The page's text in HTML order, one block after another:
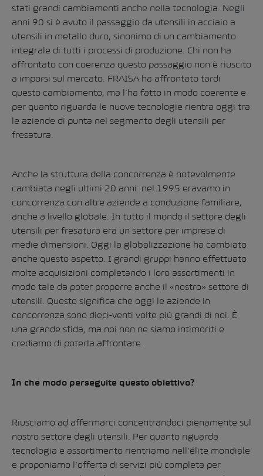
stati grandi cambiamenti anche nella tecnologia. Negli
anni 90 si è avuto il passaggio da utensili in acciaio a
utensili in metallo duro, sinonimo di un cambiamento
integrale di tutti i processi di produzione. Chi non ha
affrontato con coerenza questo passaggio non è riuscito
a imporsi sul mercato. FRAISA ha affrontato tardi
questo cambiamento, ma l’ha fatto in modo coerente e
per quanto riguarda le nuove tecnologie rientra oggi tra
le aziende di punta nel segmento degli utensili per
fresatura.
Anche la struttura della concorrenza è notevolmente
cambiata negli ultimi 20 anni: nel 1995 eravamo in
concorrenza con altre aziende a conduzione familiare,
anche a livello globale. In tutto il mondo il settore degli
utensili per fresatura era un settore per imprese di
medie dimensioni. Oggi la globalizzazione ha cambiato
anche questo aspetto. I grandi gruppi hanno effettuato
molte acquisizioni completando i loro assortimenti in
modo tale da poter proporre anche il «nostro» settore di
utensili. Questo significa che oggi le aziende in
concorrenza sono dieci-venti volte più grandi di noi. È
una grande sfida, ma noi non ne siamo intimoriti e
crediamo di poterla affrontare.
In che modo perseguite questo obiettivo?
Riusciamo ad affermarci concentrandoci pienamente sul
nostro settore degli utensili. Per quanto riguarda
tecnologia e assortimento rientriamo nell’élite mondiale
e proponiamo l’offerta di servizi più completa per